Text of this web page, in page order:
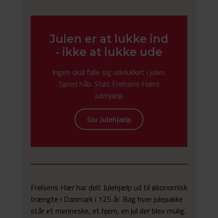
Julen er at lukke ind
- ikke at lukke ude
Ingen skal føle sig udelukket i julen.
Spred håb: Støt Frelsens Hærs
julehjælp
Giv Julehjælp
Frelsens Hær har delt Julehjælp ud til økonomisk
trængte i Danmarki 125 år. Bag hver julepakke
står et menneske, et hjem, en jul der blev mulig.